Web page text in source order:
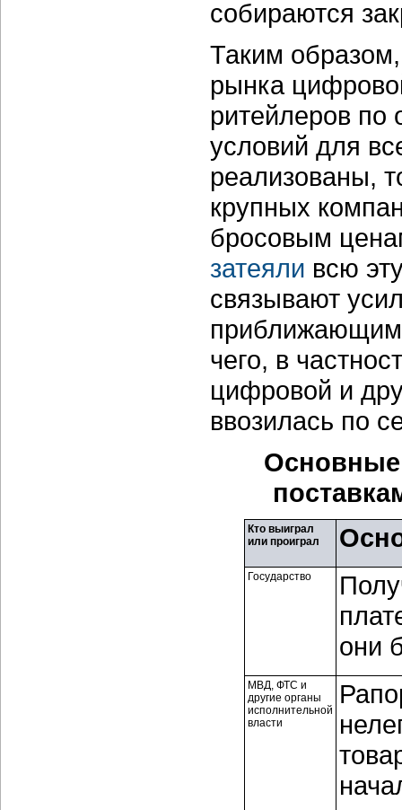
собираются
Таким
рынка
ритейлеров по
условий для
реализованы,
крупных
бросовым
затеяли всю
связывают
чего, в
цифровой и
ввозилась по
Основные
Кто выиграл
или проиграл
Государство
они
МВД, ФТС и
другие органы
исполнительной
власти